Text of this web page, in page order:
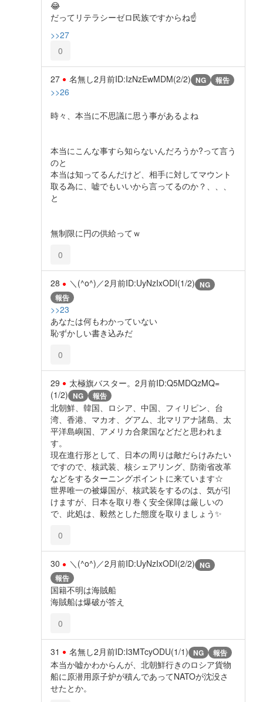
😂
だってリテラシーゼロ民族ですからね☝️
>>27
0
27 名無し2月前ID:IzNzEwMDM(2/2) NG 報告
>>26
時々、本当に不思議に思う事があるよね
本当にこんな事すら知らないんだろうか?って言う
のと
本当は知ってるんだけど、相手に対してマウント
取る為に、嘘でもいいから言ってるのか？、、、
と
無制限に円の供給ってｗ
0
28 ＼(^o^)／2月前ID:UyNzIxODI(1/2) NG
報告
>>23
あなたは何もわかっていない
恥ずかしい書き込みだ
0
29 太極旗バスター。 2月前ID:Q5MDQzMQ=
(1/2) NG 報告
北朝鮮、韓国、ロシア、中国、フィリピン、台
湾、香港、マカオ、グアム、北マリアナ諸島、太
平洋島嶼国、アメリカ合衆国などだと思われま
す。
現在進行形として、日本の周りは敵だらけみたい
ですので、核武装、核シェアリング、防衛省改革
などをするターニングポイントに来ています☆
世界唯一の被爆国が、核武装をするのは、気が引
けますが、日本を取り巻く安全保障は厳しいの
で、此処は、毅然とした態度を取りましょう✨️
0
30 ＼(^o^)／2月前ID:UyNzIxODI(2/2) NG
報告
国籍不明は海賊船
海賊船は爆破が答え
0
31 名無し2月前ID:I3MTcyODU(1/1) NG 報告
本当か嘘かわからんが、北朝鮮行きのロシア貨物
船に原潜用原子炉が積んであってNATOが沈没さ
せたとか。